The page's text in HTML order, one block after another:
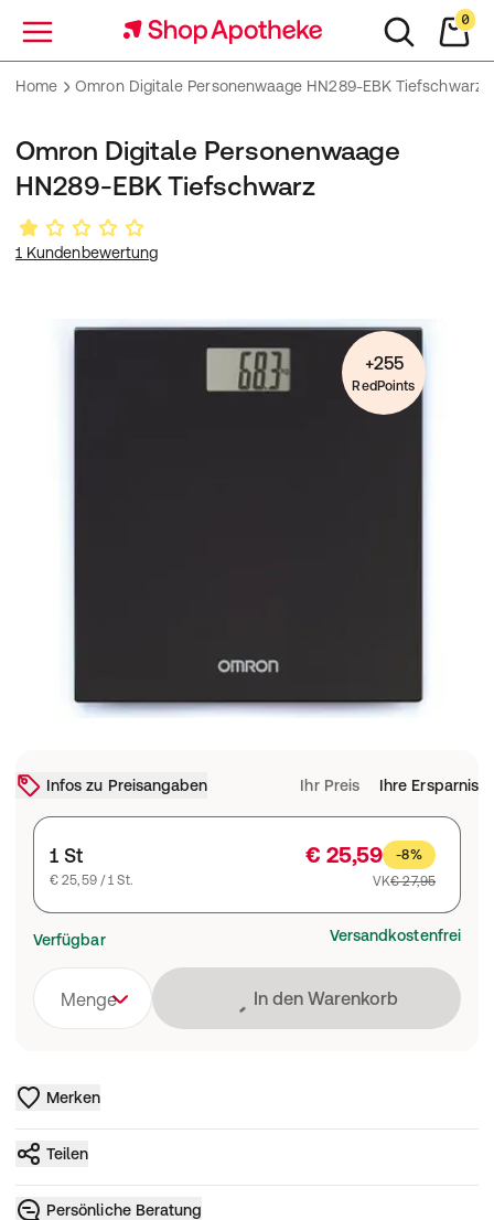
Menü
0
Home Omron Digitale Personenwaage HN289-EBK Tiefschwarz
Omron Digitale Personenwaage
HN289-EBK Tiefschwarz
1 Kundenbewertung
+255
RedPoints
Infos zu Preisangaben Ihr Preis Ihre Ersparnis
1 St
€ 25,59 / 1 St.
€ 25,59
-8%
VK€ 27,95
Verfügbar Versandkostenfrei
Menge Lädt
In den Warenkorb
Merken
Teilen
Persönliche Beratung